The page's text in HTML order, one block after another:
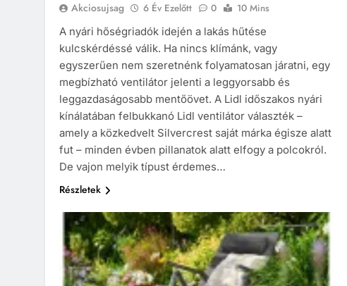
Akciosujsag 6 Év Ezelőtt 0
10 Mins
A nyári hőségriadók idején a lakás hűtése
kulcskérdéssé válik. Ha nincs klímánk, vagy
egyszerűen nem szeretnénk folyamatosan járatni, egy
megbízható ventilátor jelenti a leggyorsabb és
leggazdaságosabb mentőövet. A Lidl időszakos nyári
kínálatában felbukkanó Lidl ventilátor választék –
amely a közkedvelt Silvercrest saját márka égisze alatt
fut – minden évben pillanatok alatt elfogy a polcokról.
De vajon melyik típust érdemes…
Részletek